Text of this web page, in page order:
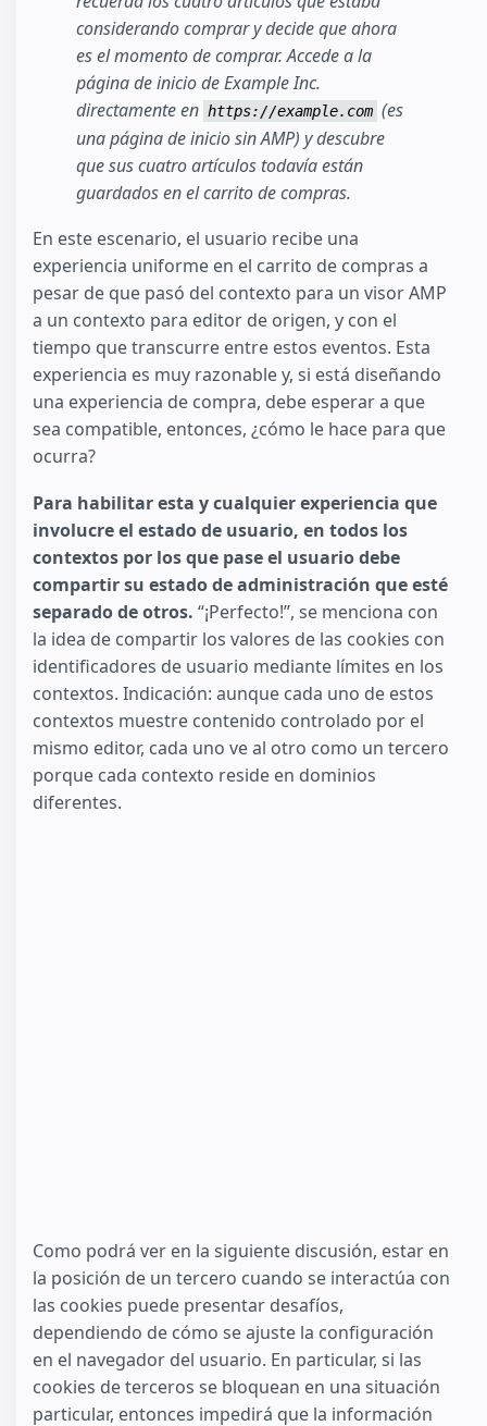
considerando comprar y decide que ahora
es el momento de comprar. Accede a la
página de inicio de Example Inc.
directamente en https://example.com (es
una página de inicio sin AMP) y descubre
que sus cuatro artículos todavía están
guardados en el carrito de compras.
En este escenario, el usuario recibe una
experiencia uniforme en el carrito de compras a
pesar de que pasó del contexto para un visor AMP
a un contexto para editor de origen, y con el
tiempo que transcurre entre estos eventos. Esta
experiencia es muy razonable y, si está diseñando
una experiencia de compra, debe esperar a que
sea compatible, entonces, ¿cómo le hace para que
ocurra?
Para habilitar esta y cualquier experiencia que
involucre el estado de usuario, en todos los
contextos por los que pase el usuario debe
compartir su estado de administración que esté
separado de otros. “¡Perfecto!”, se menciona con
la idea de compartir los valores de las cookies con
identificadores de usuario mediante límites en los
contextos. Indicación: aunque cada uno de estos
contextos muestre contenido controlado por el
mismo editor, cada uno ve al otro como un tercero
porque cada contexto reside en dominios
diferentes.
Como podrá ver en la siguiente discusión, estar en
la posición de un tercero cuando se interactúa con
las cookies puede presentar desafíos,
dependiendo de cómo se ajuste la configuración
en el navegador del usuario. En particular, si las
cookies de terceros se bloquean en una situación
particular, entonces impedirá que la información